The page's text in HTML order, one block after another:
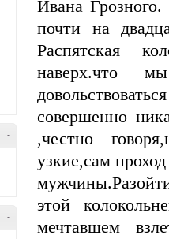
-
-
Ивана
почти на
Распятская
наверх.что
совершенно
,честно
узкие,сам
этой
мечтавшем